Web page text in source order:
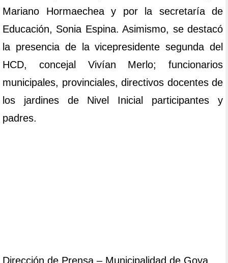
Mariano Hormaechea y por la secretaría de
Educación, Sonia Espina. Asimismo, se destacó
la presencia de la vicepresidente segunda del
HCD, concejal Vivían Merlo; funcionarios
municipales, provinciales, directivos docentes de
los jardines de Nivel Inicial participantes y
padres.
Dirección de Prensa – Municipalidad de Goya.